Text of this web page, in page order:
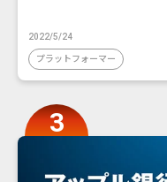
2022/5/24
プラットフォーマー